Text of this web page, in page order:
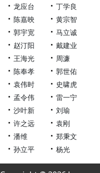
龙应台
丁学良
陈嘉映
黄宗智
郭宇宽
马立诚
赵汀阳
戴建业
王海光
周濂
陈奉孝
郭世佑
袁伟时
史啸虎
孟令伟
雷一宁
沙叶新
刘瑜
许之远
袁刚
潘维
郑秉文
孙立平 杨光